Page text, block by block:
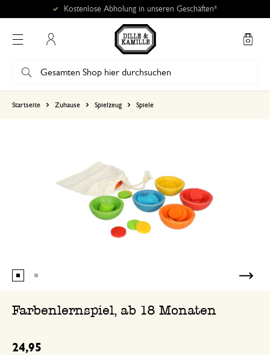
Kostenlose Abholung in unseren Geschäften*
Startseite Zuhause Spielzeug Spiele
Farbenlernspiel, ab 18 Monaten
24,95